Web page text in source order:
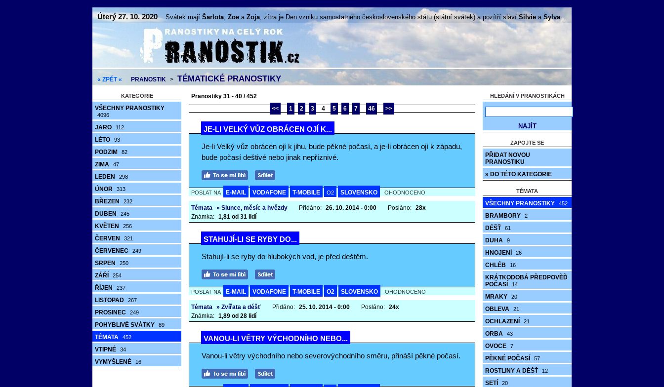
Úterý 27. 10. 2020 Svátek mají Šarlota, Zoe a Zoja, zítra je Den vzniku samostatného československého státu (státní svátek)a pozítří slavíSilvie a Sylva.
« ZPĚT « PRANOSTIK > TÉMATICKÉ PRANOSTIKY
KATEGORIE
VŠECHNY PRANOSTIKY
4096
JARO 112
LÉTO 93
PODZIM 82
ZIMA 47
LEDEN 298
ÚNOR 313
BŘEZEN 232
DUBEN 245
KVĚTEN 256
ČERVEN 321
ČERVENEC 249
SRPEN 250
ZÁŘÍ 254
ŘÍJEN 237
LISTOPAD 267
PROSINEC 249
POHYBLIVÉ SVÁTKY 89
TÉMATA 452
VTIPNÉ 34
VYMYŠLENÉ 16
Pranostiky 31 - 40 / 452
<<
1 2 3 4 5 6 7 46 >>
JE-LI VELKÝ VŮZ OBRÁCEN OJÍ K...
Je-li Velký vůz obrácen ojí k jihu, bude pěkné počasí, a je-li obrácen ojí k západu,
bude počasí deštivé nebo jinak nepříznivé.
POSLAT NA E-MAIL VODAFONE T-MOBILE O2 SLOVENSKO OHODNOCENO
Témata » Slunce, měsíc a hvězdy Přidáno: 26. 10. 2014 - 0:00 Posláno: 28x
Známka: 1,81 od 31 lidí
STAHUJÍ-LI SE RYBY DO...
Stahují-li se ryby do hlubokých vod, je před deštěm.
POSLAT NA E-MAIL VODAFONE T-MOBILE O2 SLOVENSKO OHODNOCENO
Témata » Zvířata a déšť Přidáno: 25. 10. 2014 - 0:00 Posláno: 24x
Známka: 1,89 od 28 lidí
VANOU-LI VĚTRY VÝCHODNÍHO NEBO...
Vanou-li větry východního nebo severovýchodního směru, přináší pěkné počasí.
HLEDÁNÍ V PRANOSTIKÁCH
ZAPOJTE SE
PŘIDAT NOVOU
PRANOSTIKU
» DO TÉTO KATEGORIE
TÉMATA
VŠECHNY PRANOSTIKY 452
BRAMBORY 2
DÉŠŤ 61
DUHA 9
HNOJENÍ 26
CHLÉB 16
KRÁTKODOBÁ PŘEDPOVĚĎ
POČASÍ
14
MRAKY 20
OBLEVA 21
OCHLAZENÍ 21
ORBA 43
OVOCE 7
PĚKNÉ POČASÍ 57
ROSTLINY A DÉŠŤ 12
SETÍ 20